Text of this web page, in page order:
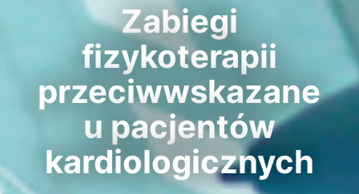
Zabiegi
fizykoterapii
przeciwwskazane
u pacjentów
kardiologicznych